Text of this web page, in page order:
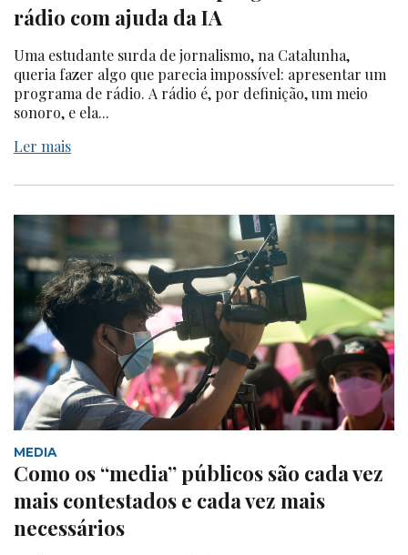
rádio com ajuda da IA
Uma estudante surda de jornalismo, na Catalunha,
queria fazer algo que parecia impossível: apresentar um
programa de rádio. A rádio é, por definição, um meio
sonoro, e ela...
Ler mais
MEDIA
Como os “media” públicos são cada vez
mais contestados e cada vez mais
necessários